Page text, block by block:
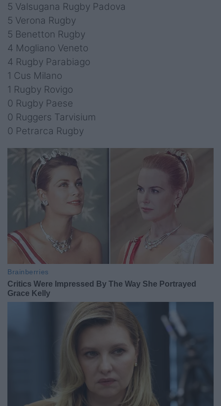
5 Valsugana Rugby Padova
5 Verona Rugby
5 Benetton Rugby
4 Mogliano Veneto
4 Rugby Parabiago
1 Cus Milano
1 Rugby Rovigo
0 Rugby Paese
0 Ruggers Tarvisium
0 Petrarca Rugby